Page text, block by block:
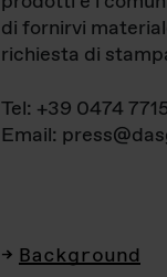
di fornirvi
richiesta di
Tel: +39 0474
Email:
Background